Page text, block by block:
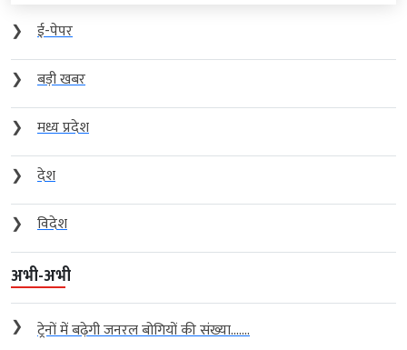
❯
ई-पेपर
❯
बड़ी खबर
❯
मध्य प्रदेश
❯
देश
❯
विदेश
अभी-अभी
❯ ट्रेनों में बढ़ेगी जनरल बोगियों की संख्या…....